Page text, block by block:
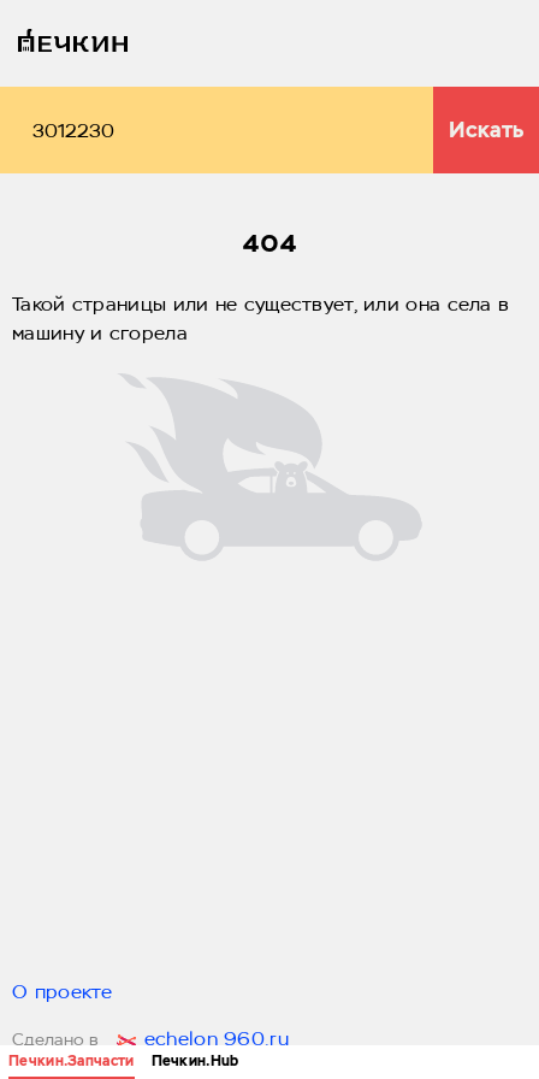
Печкин.Запчасти Печкин.Hub
Искать
404
Такой страницы или не существует, или она села в
машину и сгорела
О проекте
Сделано в echelon 960.ru